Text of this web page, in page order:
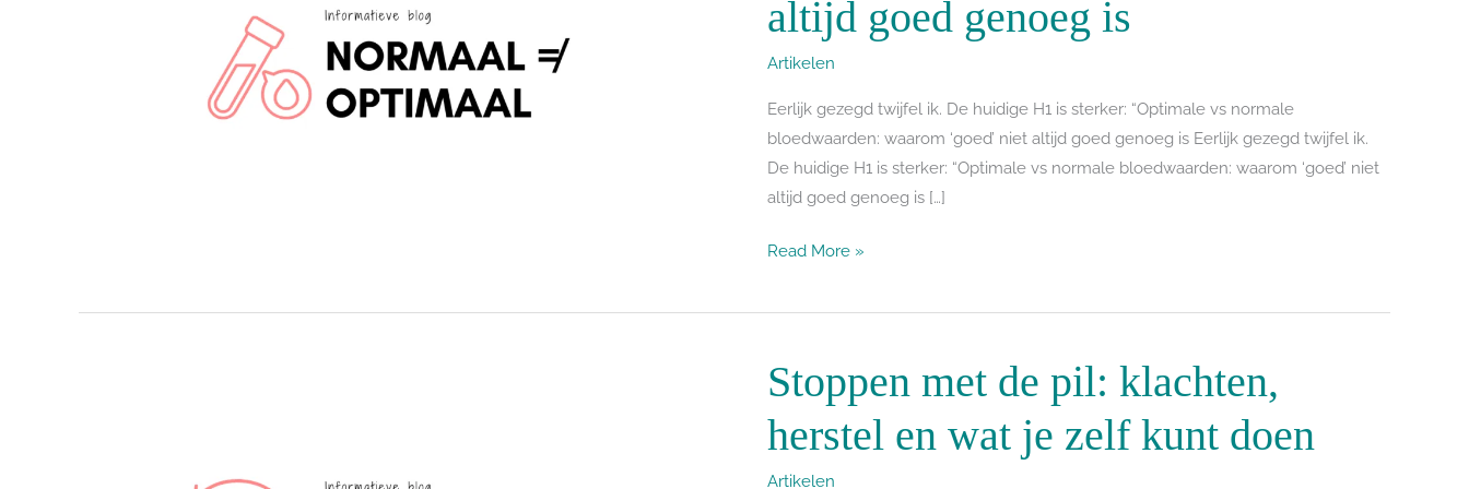
altijd goed genoeg is
Artikelen
Eerlijk gezegd twijfel ik. De huidige H1 is sterker: “Optimale vs normale
bloedwaarden: waarom ‘goed’ niet altijd goed genoeg is Eerlijk gezegd twijfel ik.
De huidige H1 is sterker: “Optimale vs normale bloedwaarden: waarom ‘goed’ niet
altijd goed genoeg is […]
waarom
niet
altijd
goed
genoeg
is
Read More »
Stoppen met de pil: klachten,
herstel en wat je zelf kunt doen
Artikelen
Stoppen
met
de
pil: